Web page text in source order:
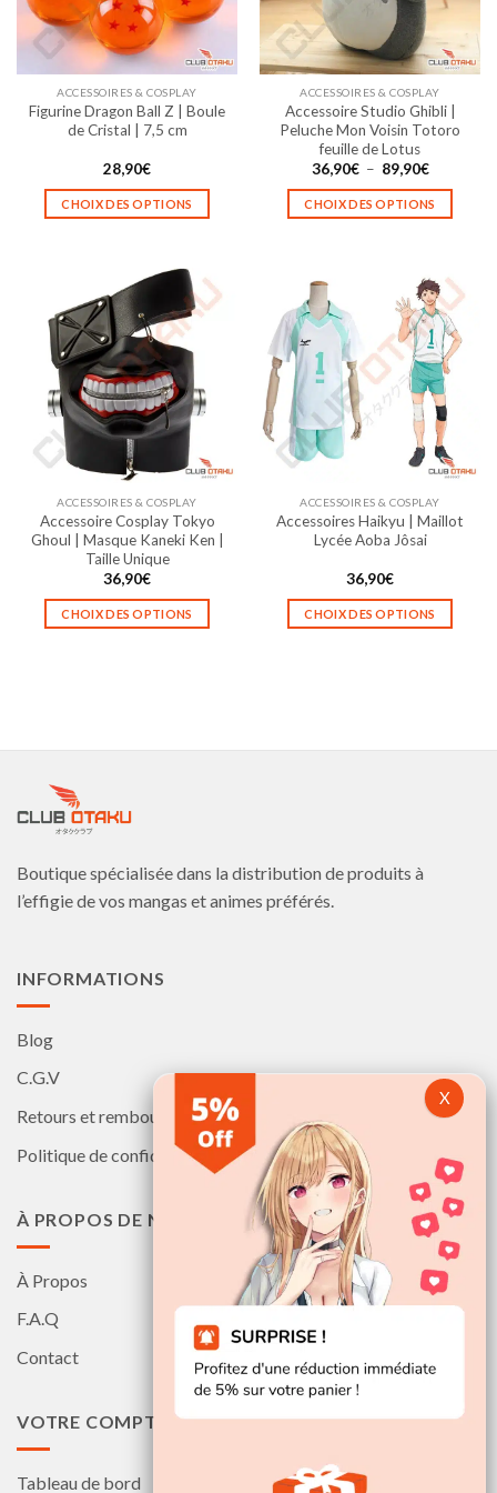
être
choisies
sur
la
page
du
être
choisies
sur
la
page
du
produit
ACCESSOIRES & COSPLAY
Figurine Dragon Ball Z | Boule
de Cristal | 7,5 cm
28,90€
CHOIX DES OPTIONS
plusieurs
variations.
Les
options
peuvent
être
choisies
sur
la
page
du
produit
ACCESSOIRES & COSPLAY
Accessoire Studio Ghibli |
Peluche Mon Voisin Totoro
feuille de Lotus
36,90€ – 89,90€Plage
prix :
36,90€
CHOIX DES OPTIONS
plusieurs
variations.
Les
options
peuvent
choisies
page
du
ACCESSOIRES & COSPLAY
Accessoire Cosplay Tokyo
Ghoul | Masque Kaneki Ken |
Taille Unique
36,90€
CHOIX DES OPTIONS
Les
être
sur
la
ACCESSOIRES & COSPLAY
Accessoires Haikyu | Maillot
Lycée Aoba Jôsai
36,90€
CHOIX DES OPTIONS
Les
sur
Boutique spécialisée dans la distribution de produits à
l’effigie de vos mangas et animes préférés.
INFORMATIONS
Blog
C.G.V
Retours et remboursements
Politique de confidentialité
À PROPOS DE NOUS
À Propos
F.A.Q
Contact
VOTRE COMPTE
Tableau de bord